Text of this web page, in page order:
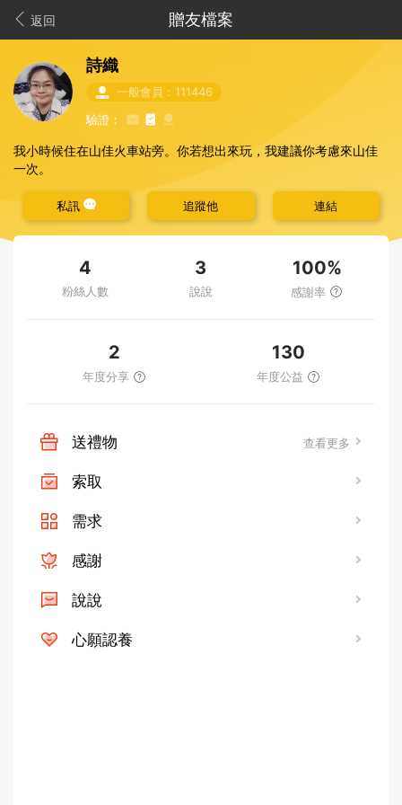
返回 贈友檔案
詩織
一般會員：111446
驗證：
我小時候住在山佳火車站旁。你若想出來玩，我建議你考慮來山佳
一次。
私訊 追蹤他 連結
4
粉絲人數
3
說說
100%
感謝率
2
年度分享
130
年度公益
送禮物 查看更多
索取
需求
感謝
說說
心願認養